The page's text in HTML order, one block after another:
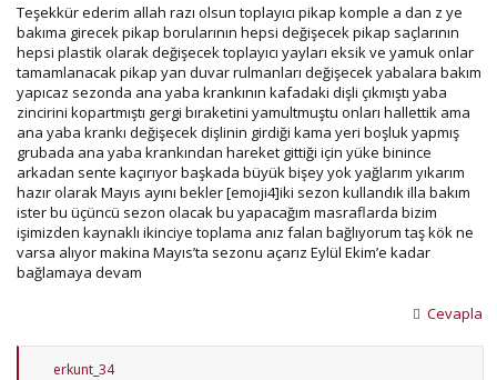
Teşekkür ederim allah razı olsun toplayıcı pikap komple a dan z ye
bakıma girecek pikap borularının hepsi değişecek pikap saçlarının
hepsi plastik olarak değişecek toplayıcı yayları eksik ve yamuk onlar
tamamlanacak pikap yan duvar rulmanları değişecek yabalara bakım
yapıcaz sezonda ana yaba krankının kafadaki dişli çıkmıştı yaba
zincirini kopartmıştı gergi bıraketini yamultmuştu onları hallettik ama
ana yaba krankı değişecek dişlinin girdiği kama yeri boşluk yapmış
grubada ana yaba krankından hareket gittiği için yüke binince
arkadan sente kaçırıyor başkada büyük bişey yok yağlarım yıkarım
hazır olarak Mayıs ayını bekler [emoji4]iki sezon kullandık illa bakım
ister bu üçüncü sezon olacak bu yapacağım masraflarda bizim
işimizden kaynaklı ikinciye toplama anız falan bağlıyorum taş kök ne
varsa alıyor makina Mayıs’ta sezonu açarız Eylül Ekim’e kadar
bağlamaya devam
Cevapla
T
erkunt_34